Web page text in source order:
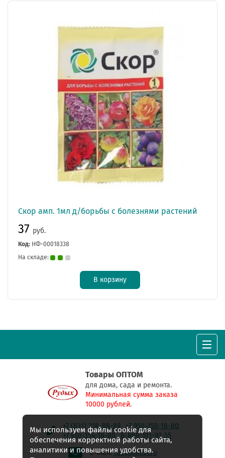
Скор амп. 1мл д/борьбы с болезнями растений
37 руб.
Код: НФ-00018338
На складе:
В корзину
Товары ОПТОМ
для дома, сада и ремонта.
Минимальная сумма заказа
10000 рублей.
+7 (831) 218-88-89
+7 950-350-18-80
+7 950-354-18-80
8-800-511-97-55
E-mail:rudyh@list.ru
Мы используем файлы cookie для
обеспечения корректной работы сайта,
аналитики и повышения удобства.